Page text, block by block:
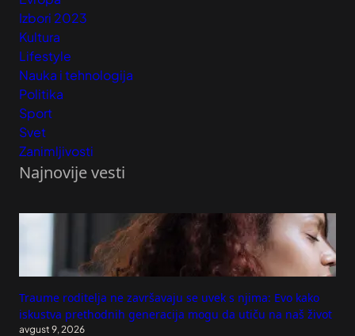
Izbori 2023
Kultura
Lifestyle
Nauka i tehnologija
Politika
Sport
Svet
Zanimljivosti
Najnovije vesti
Traume roditelja ne završavaju se uvek s njima: Evo kako
iskustva prethodnih generacija mogu da utiču na naš život
avgust 9, 2026